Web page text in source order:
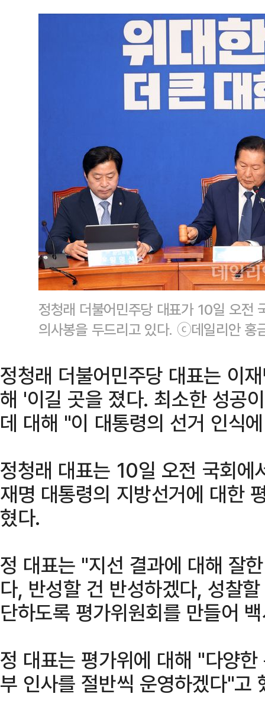
정청래 더불어민주당 대표가 10일 오전
의사봉을 두드리고 있다. ⓒ데일리안 홍
정청래 더불어민주당 대표는 이
해 '이길 곳을 졌다. 최소한 성공
데 대해 "이 대통령의 선거 인식
정청래 대표는 10일 오전 국회에
재명 대통령의 지방선거에 대한
혔다.
정 대표는 "지선 결과에 대해 잘
다, 반성할 건 반성하겠다, 성찰
단하도록 평가위원회를 만들어
정 대표는 평가위에 대해 "다양
부 인사를 절반씩 운영하겠다"고